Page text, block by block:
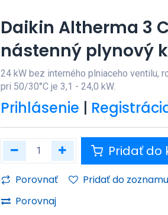
Daikin Altherma 3
nástenný plynový
24 kW bez interného plniaceho ventilu,
pri 50/30°C je 3,1 - 24,0 kW.
Prihlásenie |
Pridať do
Porovnať
Pridať do
Porovnaj